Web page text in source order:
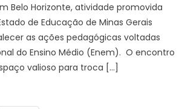
Belo Horizonte, atividade promovida
de Educação de Minas Gerais
as ações pedagógicas voltadas
do Ensino Médio (Enem). O encontro
valioso para troca […]